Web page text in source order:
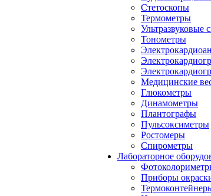
Стетоскопы
Термометры
Ультразвуковые
Тонометры
Медицинские
Глюкометры
Динамометры
Плантографы
Пульсоксиметры
Ростомеры
Спирометры
Лабораторное
Приборы